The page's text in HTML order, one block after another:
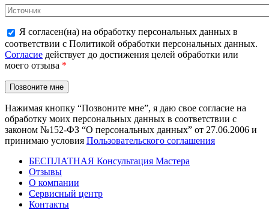
Я согласен(на) на обработку персональных данных в
соответствии с Политикой обработки персональных данных.
Согласие действует до достижения целей обработки или
моего отзыва *
Нажимая кнопку “Позвоните мне”, я даю свое согласие на
обработку моих персональных данных в соответствии с
законом №152-ФЗ “О персональных данных” от 27.06.2006 и
принимаю условия Пользовательского соглашения
БЕСПЛАТНАЯ Консультация Мастера
Отзывы
О компании
Сервисный центр
Контакты